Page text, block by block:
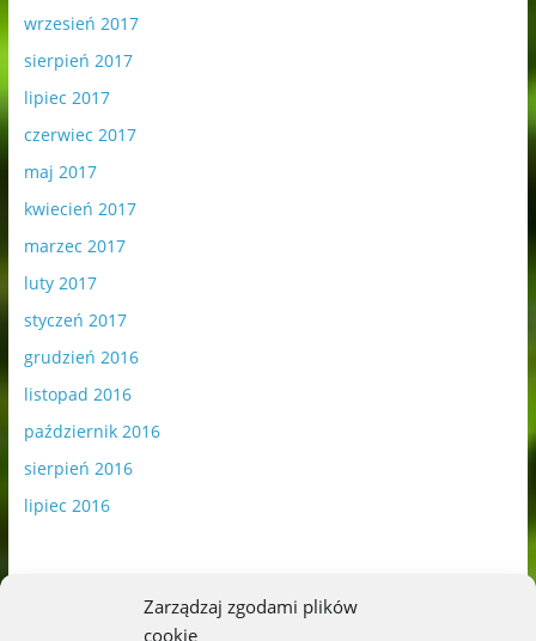
Zarządzaj zgodami plików
cookie
wrzesień 2017
sierpień 2017
lipiec 2017
czerwiec 2017
maj 2017
kwiecień 2017
marzec 2017
luty 2017
styczeń 2017
grudzień 2016
listopad 2016
październik 2016
sierpień 2016
lipiec 2016